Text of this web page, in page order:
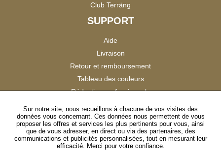
Club Terräng
SUPPORT
Aide
Livraison
Retour et remboursement
Tableau des couleurs
Réduction professionnels
Satisfaction Clients
SUIVEZ-NOUS
Sur notre site, nous recueillons à chacune de vos visites des
données vous concernant. Ces données nous permettent de vous
proposer les offres et services les plus pertinents pour vous, ainsi
que de vous adresser, en direct ou via des partenaires, des
communications et publicités personnalisées, tout en mesurant leur
efficacité. Merci pour votre confiance.